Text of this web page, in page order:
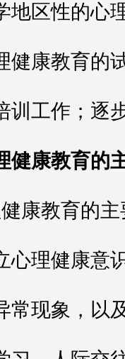
地区性的心
健康教育的
训工作；逐
健康教育的
康教育的
心理健康意
常现象，以